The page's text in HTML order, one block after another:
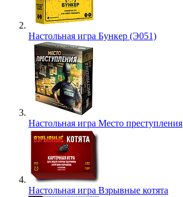
Настольная игра Бункер (Э051)
Настольная игра Место преступления
Настольная игра Взрывные котята